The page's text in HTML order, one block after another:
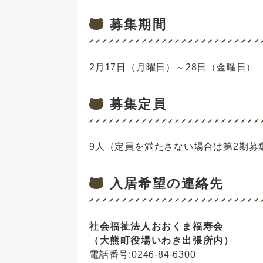
募集期間
2月17日（月曜日）～28日（金曜日）
募集定員
9人（定員を満たさない場合は第2期募
入居希望の連絡先
社会福祉法人おおくま福寿会
（大熊町役場いわき出張所内）
電話番号:0246-84-6300